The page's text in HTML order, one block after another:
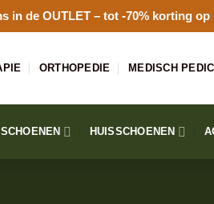
in de OUTLET– tot -70% korting op
ORTHOPEDIE MEDISCH
HUISSCHOENEN